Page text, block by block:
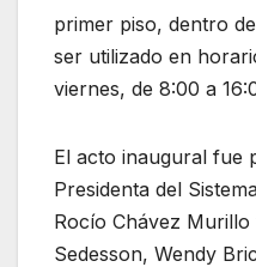
primer piso, dentro
ser utilizado en
viernes, de 8:00 a
El acto inaugural fue
Presidenta del
Rocío Chávez
Sedesson, Wendy